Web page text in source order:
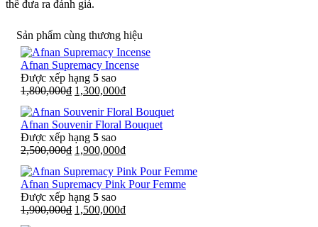
thể đưa ra đánh giá.
Sản phẩm cùng thương hiệu
Afnan Supremacy Incense
Được xếp hạng 5 sao
1,800,000₫ Giá
là:
1,800,000₫.
1,300,000₫Giá
tại
là:
Afnan Souvenir Floral Bouquet
Được xếp hạng 5 sao
2,500,000₫ Giá
là:
2,500,000₫.
1,900,000₫Giá
tại
là:
Afnan Supremacy Pink Pour Femme
Được xếp hạng 5 sao
1,900,000₫ Giá
1,500,000₫Giá